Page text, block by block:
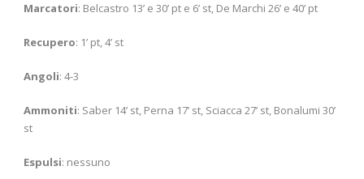
Marcatori: Belcastro 13’ e 30’ pt e 6’ st, De Marchi 26’ e 40’ pt
Recupero: 1’ pt, 4’ st
Angoli: 4-3
Ammoniti: Saber 14’ st, Perna 17’ st, Sciacca 27’ st, Bonalumi 30’
st
Espulsi: nessuno